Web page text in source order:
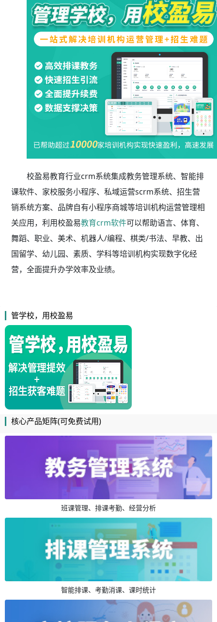
校盈易教育行业crm系统集成教务管理系统、智能排
课软件、家校服务小程序、私域运营scrm系统、招生营
销系统方案、品牌自有小程序商城等培训机构运营管理相
关应用，利用校盈易教育crm软件可以帮助语言、体育、
舞蹈、职业、美术、机器人/编程、棋类/书法、早教、出
国留学、幼儿园、素质、学科等培训机构实现数字化经
营，全面提升办学效率及业绩。
管学校，用校盈易
核心产品矩阵(可免费试用)
班课管理、排课考勤、经营分析
智能排课、考勤消课、课时统计